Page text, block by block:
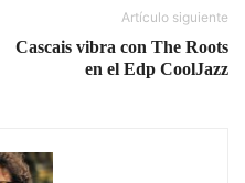
Artículo siguiente
Cascais vibra con The Roots
en el Edp CoolJazz